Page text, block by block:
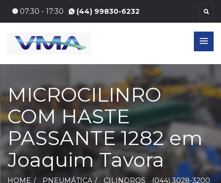
07:30 - 17:30 44 3028-3200
MICROCILINRO
COM HASTE
PASSANTE 1282 em
Joaquim Tavora
HOME PNEUMÁTICA CILINDROS
(044) 3028-3200